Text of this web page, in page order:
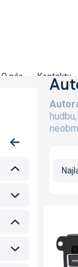
O nás Kontakty
e
p